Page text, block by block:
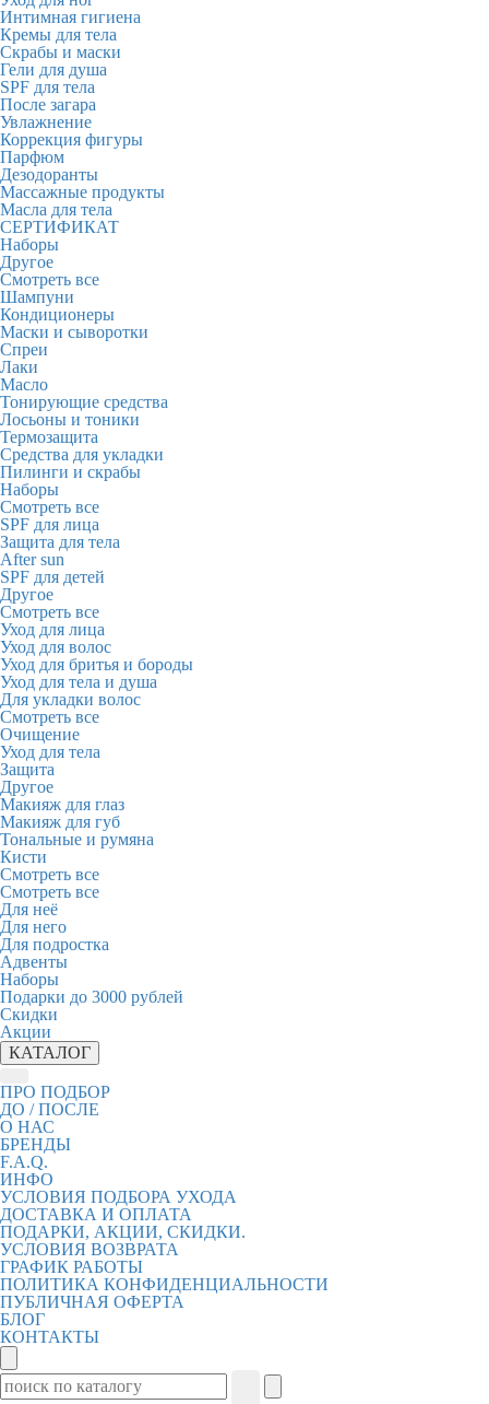
Интимная гигиена
Кремы для тела
Скрабы и маски
Гели для душа
SPF для тела
После загара
Увлажнение
Коррекция фигуры
Парфюм
Дезодоранты
Массажные продукты
Масла для тела
СЕРТИФИКАТ
Наборы
Другое
Смотреть все
Шампуни
Кондиционеры
Маски и сыворотки
Спреи
Лаки
Масло
Тонирующие средства
Лосьоны и тоники
Термозащита
Средства для укладки
Пилинги и скрабы
Наборы
Смотреть все
SPF для лица
Защита для тела
After sun
SPF для детей
Другое
Смотреть все
Уход для лица
Уход для волос
Уход для бритья и бороды
Уход для тела и душа
Для укладки волос
Смотреть все
Очищение
Уход для тела
Защита
Другое
Макияж для глаз
Макияж для губ
Тональные и румяна
Кисти
Смотреть все
Смотреть все
Для неё
Для него
Для подростка
Адвенты
Наборы
Подарки до 3000 рублей
Скидки
Акции
КАТАЛОГ
ПРО ПОДБОР
ДО / ПОСЛЕ
О НАС
БРЕНДЫ
F.A.Q.
ИНФО
УСЛОВИЯ ПОДБОРА УХОДА
ДОСТАВКА И ОПЛАТА
ПОДАРКИ, АКЦИИ, СКИДКИ.
УСЛОВИЯ ВОЗВРАТА
ГРАФИК РАБОТЫ
ПОЛИТИКА КОНФИДЕНЦИАЛЬНОСТИ
ПУБЛИЧНАЯ ОФЕРТА
БЛОГ
КОНТАКТЫ